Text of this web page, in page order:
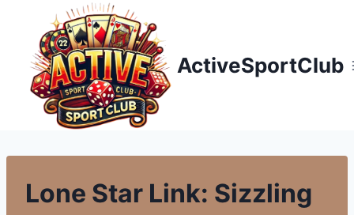
obsah
ActiveSportClub
Lone Star Link: Sizzling